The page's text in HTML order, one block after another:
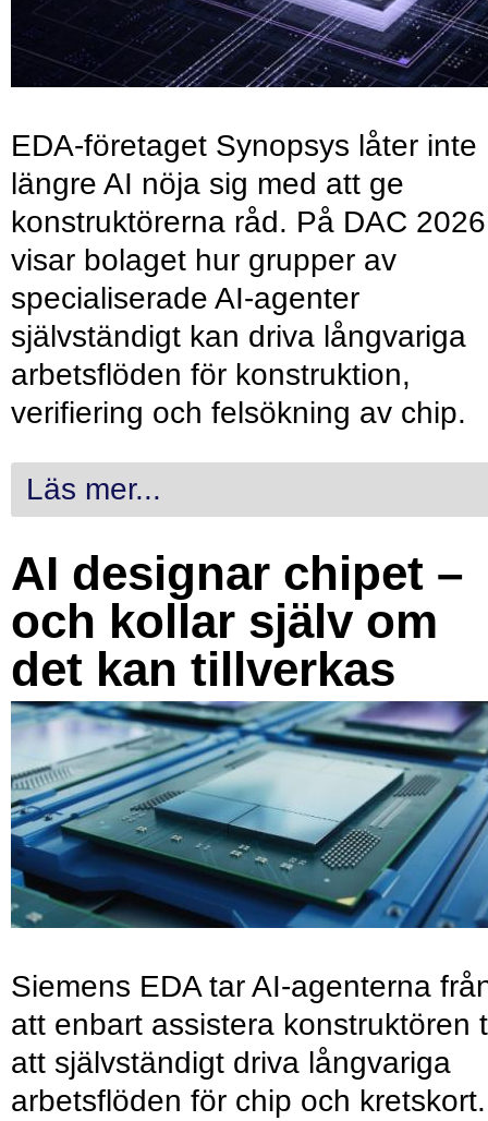
EDA-företaget Synopsys låter inte
längre AI nöja sig med att ge
konstruktörerna råd. På DAC 2026
visar bolaget hur grupper av
specialiserade AI-agenter
självständigt kan driva långvariga
arbetsflöden för konstruktion,
verifiering och felsökning av chip.
Läs mer...
AI designar chipet –
och kollar själv om
det kan tillverkas
Siemens EDA tar AI-agenterna
att enbart assistera konstruktören
att självständigt driva långvariga
arbetsflöden för chip och kretskort.